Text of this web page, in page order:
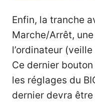
Enfin, la tranche
Marche/Arrêt,
l’ordinateur
Ce dernier
les réglages du
dernier devra